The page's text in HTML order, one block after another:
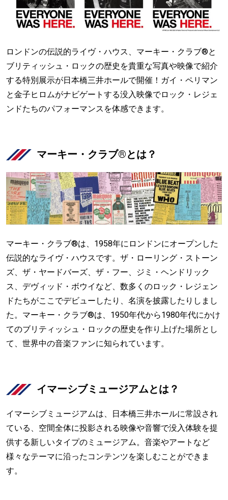
ロンドンの伝説的ライヴ・ハウス、マーキー・クラブ®と
ブリティッシュ・ロックの歴史を貴重な写真や映像で紹介
する特別展示が日本橋三井ホールで開催！ガイ・ペリマン
と金子ヒロムがナビゲートする没入映像でロック・レジェ
ンドたちのパフォーマンスを体感できます。
マーキー・クラブ®とは？
マーキー・クラブ®は、1958年にロンドンにオープンした
伝説的なライヴ・ハウスです。ザ・ローリング・ストーン
ズ、ザ・ヤードバーズ、ザ・フー、ジミ・ヘンドリック
ス、デヴィッド・ボウイなど、数多くのロック・レジェン
ドたちがここでデビューしたり、名演を披露したりしまし
た。マーキー・クラブ®は、1950年代から1980年代にかけ
てのブリティッシュ・ロックの歴史を作り上げた場所とし
て、世界中の音楽ファンに知られています。
イマーシブミュージアムとは？
イマーシブミュージアムは、日本橋三井ホールに常設され
ている、空間全体に投影される映像や音響で没入体験を提
供する新しいタイプのミュージアム。音楽やアートなど
様々なテーマに沿ったコンテンツを楽しむことができま
す。